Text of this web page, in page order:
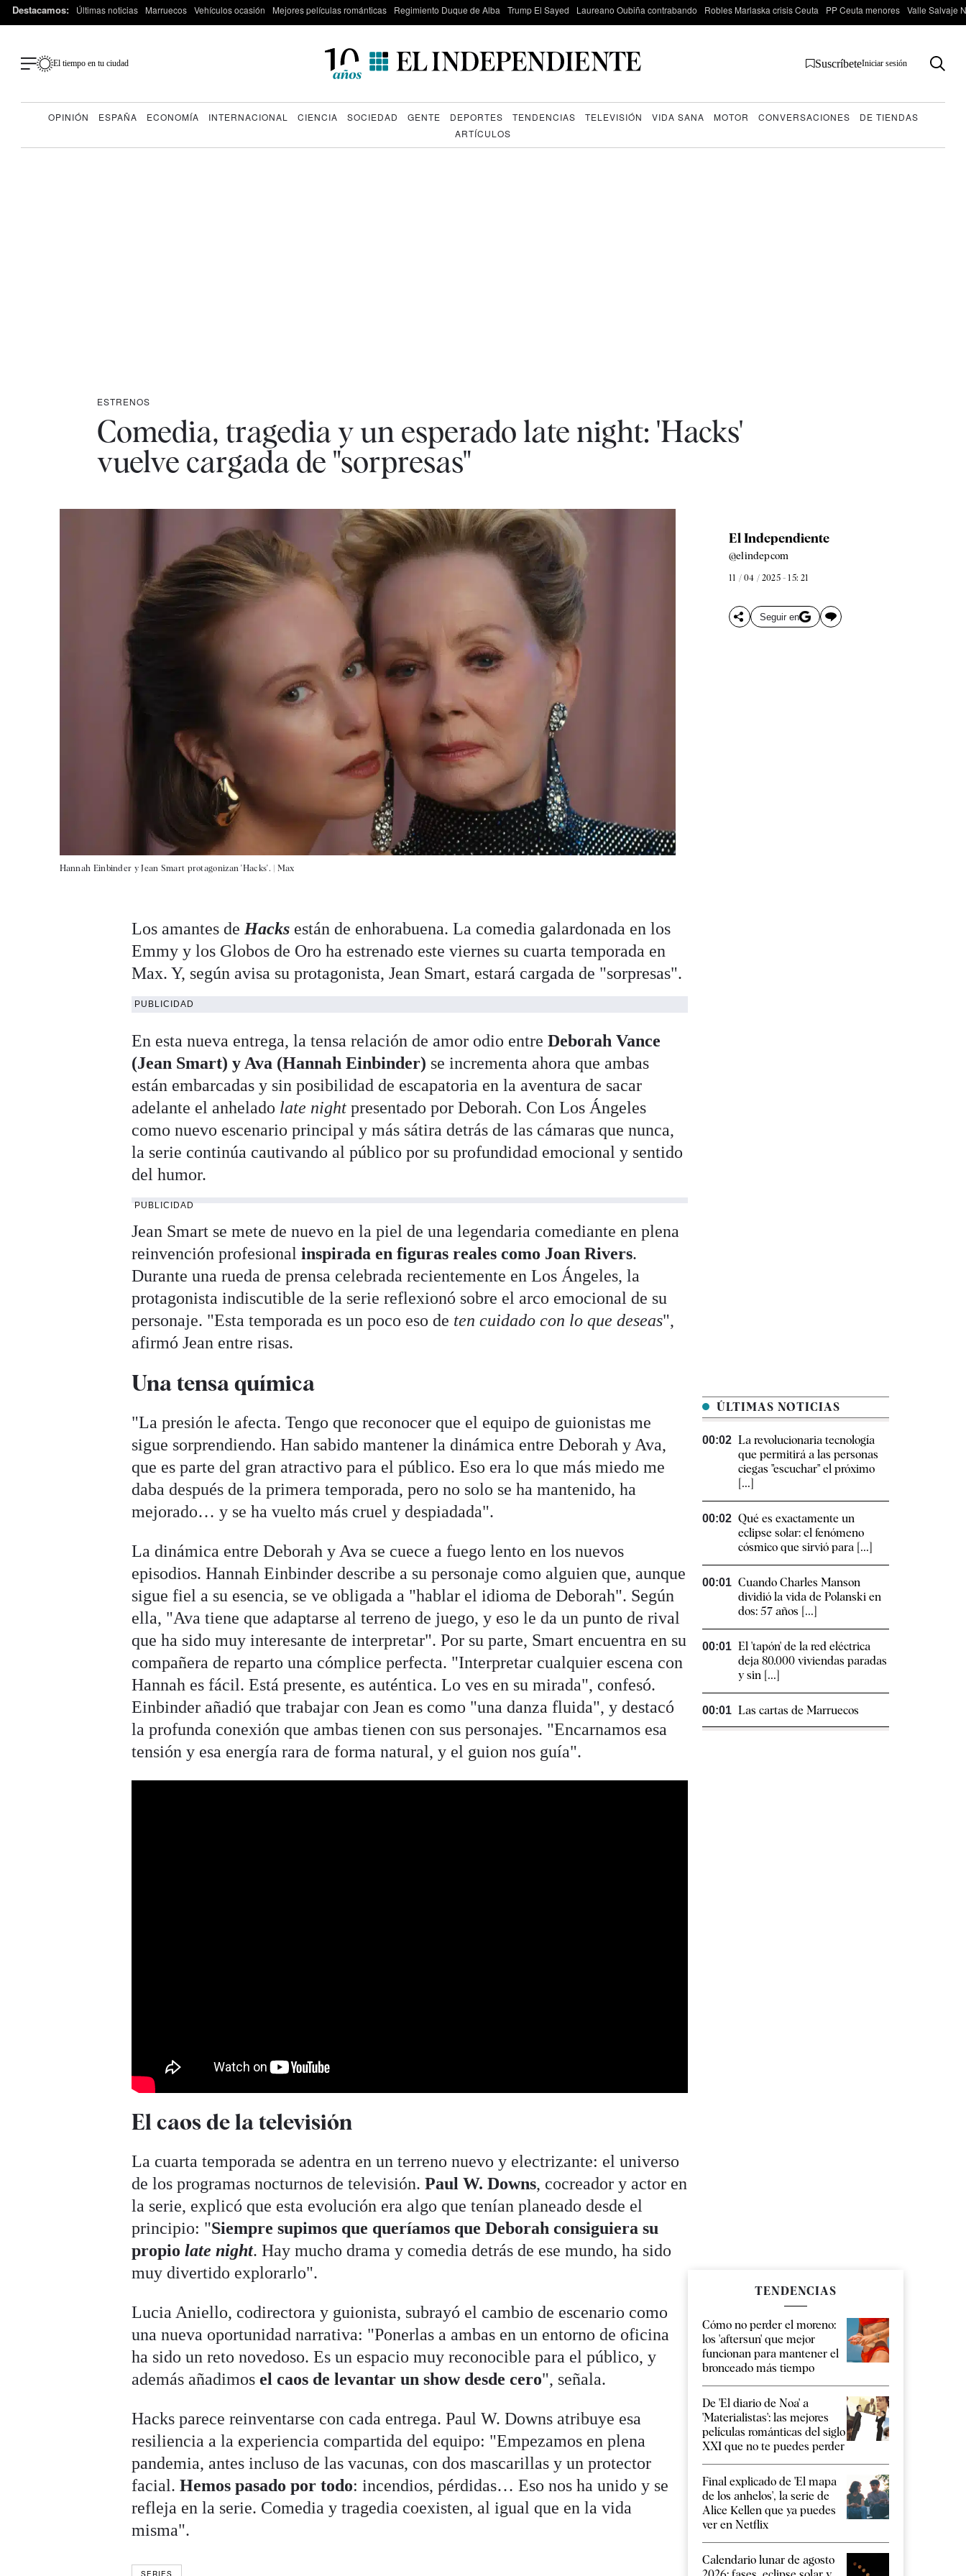
Destacamos: Últimas noticias Marruecos Vehículos ocasión Mejores películas románticas Regimiento Duque de Alba Trump El Sayed Laureano Oubiña contrabando Robles Marlaska crisis Ceuta PP Ceuta menores Valle Salvaje
El tiempo en tu ciudad SuscríbeteIniciar sesión
OPINIÓN ESPAÑA ECONOMÍA INTERNACIONAL CIENCIA SOCIEDAD GENTE DEPORTES TENDENCIAS TELEVISIÓN VIDA SANA MOTOR CONVERSACIONES
DE TIENDAS
ARTÍCULOS
ESTRENOS
Comedia, tragedia y un esperado late night: 'Hacks'
vuelve cargada de "sorpresas"
Hannah Einbinder y Jean Smart protagonizan 'Hacks'. | Max
El Independiente
@elindepcom
11 / 04 / 2025 - 15: 21
Seguir en
Los amantes de Hacks están de enhorabuena. La comedia galardonada en los
Emmy y los Globos de Oro ha estrenado este viernes su cuarta temporada en
Max. Y, según avisa su protagonista, Jean Smart, estará cargada de "sorpresas".
PUBLICIDAD
En esta nueva entrega, la tensa relación de amor odio entreDeborah Vance
(Jean Smart) y Ava (Hannah Einbinder) se incrementa ahora que ambas
están embarcadas y sin posibilidad de escapatoria en la aventura de sacar
adelante el anhelado late nightpresentado por Deborah. Con Los Ángeles
como nuevo escenario principal y más sátira detrás de las cámaras que nunca,
la serie continúa cautivando al público por su profundidad emocional y sentido
del humor.
PUBLICIDAD
Jean Smart se mete de nuevo en la piel de una legendaria comediante en plena
reinvención profesionalinspirada en figuras reales como Joan Rivers.
Durante una rueda de prensa celebrada recientemente en Los Ángeles, la
protagonista indiscutible de la serie reflexionó sobre el arco emocional de su
personaje. "Esta temporada es un poco eso de ten cuidado con lo que deseas",
afirmó Jean entre risas.
Una tensa química
"La presión le afecta. Tengo que reconocer que el equipo de guionistas me
sigue sorprendiendo. Han sabido mantener la dinámica entre Deborah y Ava,
que es parte del gran atractivo para el público. Eso era lo que más miedo me
daba después de la primera temporada, pero no solo se ha mantenido, ha
mejorado… y se ha vuelto más cruel y despiadada".
La dinámica entre Deborah y Ava se cuece a fuego lento en los nuevos
episodios. Hannah Einbinder describe a su personaje como alguien que, aunque
sigue fiel a su esencia, se ve obligada a "hablar el idioma de Deborah". Según
ella, "Ava tiene que adaptarse al terreno de juego, y eso le da un punto de rival
que ha sido muy interesante de interpretar". Por su parte, Smart encuentra en su
compañera de reparto una cómplice perfecta. "Interpretar cualquier escena con
Hannah es fácil. Está presente, es auténtica. Lo ves en su mirada", confesó.
Einbinder añadió que trabajar con Jean es como "una danza fluida", y destacó
la profunda conexión que ambas tienen con sus personajes. "Encarnamos esa
tensión y esa energía rara de forma natural, y el guion nos guía".
El caos de la televisión
La cuarta temporada se adentra en un terreno nuevo y electrizante: el universo
de los programas nocturnos de televisión.Paul W. Downs, cocreador y actor en
la serie, explicó que esta evolución era algo que tenían planeado desde el
principio: "Siempre supimos que queríamos que Deborah consiguiera su
propiolate night. Hay mucho drama y comedia detrás de ese mundo, ha sido
muy divertido explorarlo".
Lucia Aniello, codirectora y guionista, subrayó el cambio de escenario como
una nueva oportunidad narrativa: "Ponerlas a ambas en un entorno de oficina
ha sido un reto novedoso. Es un espacio muy reconocible para el público, y
además añadimosel caos de levantar un show desde cero", señala.
Hacks parece reinventarse con cada entrega. Paul W. Downs atribuye esa
resiliencia a la experiencia compartida del equipo: "Empezamos en plena
pandemia, antes incluso de las vacunas, con dos mascarillas y un protector
facial.Hemos pasado por todo: incendios, pérdidas… Eso nos ha unido y se
refleja en la serie. Comedia y tragedia coexisten, al igual que en la vida
misma".
SERIES
ÚLTIMAS NOTICIAS
00:02 La revolucionaria tecnología
que permitirá a las personas
ciegas "escuchar" el próximo
[...]
00:02 Qué es exactamente un
eclipse solar: el fenómeno
cósmico que sirvió para [...]
00:01 Cuando Charles Manson
dividió la vida de Polanski en
dos: 57 años [...]
00:01 El 'tapón' de la red eléctrica
deja 80.000 viviendas paradas
y sin [...]
00:01 Las cartas de Marruecos
TENDENCIAS
Cómo no perder el moreno:
los 'aftersun' que mejor
funcionan para mantener el
bronceado más tiempo
De 'El diario de Noa' a
'Materialistas': las mejores
películas románticas del siglo
XXI que no te puedes perder
Final explicado de 'El mapa
de los anhelos', la serie de
Alice Kellen que ya puedes
ver en Netflix
Calendario lunar de agosto